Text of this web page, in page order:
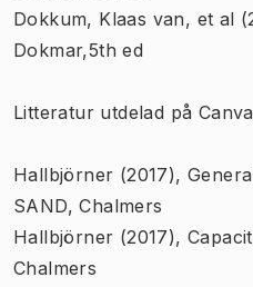
Dokkum, Klaas van, et al
Dokmar,5th ed
Litteratur utdelad på
Hallbjörner (2017),
SAND, Chalmers
Hallbjörner (2017),
Chalmers